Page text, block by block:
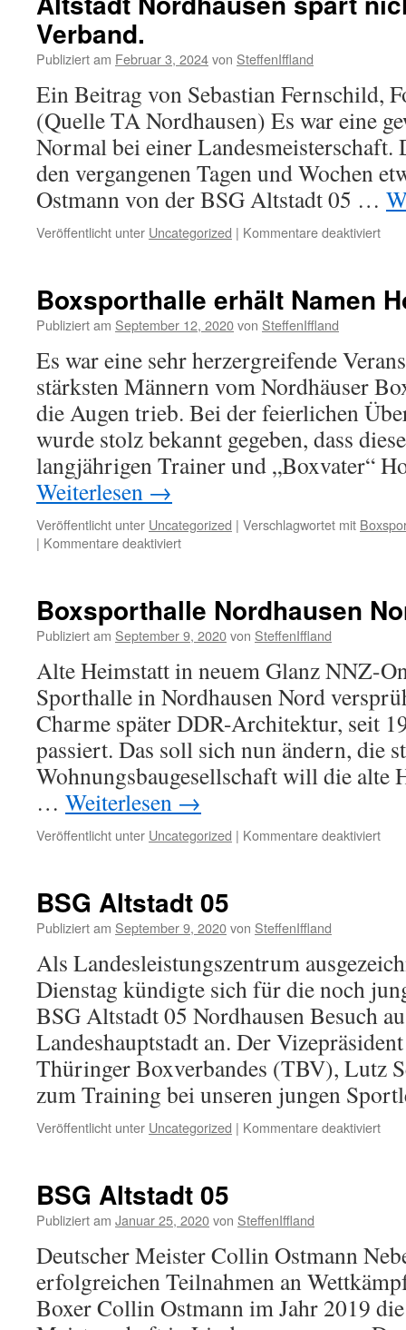
Verband.
Publiziert am Februar 3, 2024von SteffenIffland
Ein Beitrag von Sebastian Fernschild,
(Quelle TA Nordhausen) Es war eine
Normal bei einer Landesmeisterschaft.
den vergangenen Tagen und Wochen
Ostmann von der BSG Altstadt 05 …
Veröffentlicht unter Uncategorized | Kommentare deaktiviertfür
von
nicht
Boxsporthalle erhält Namen
Publiziert am September 12, 2020von SteffenIffland
Es war eine sehr herzergreifende
stärksten Männern vom Nordhäuser
die Augen trieb. Bei der feierlichen
wurde stolz bekannt gegeben, dass
langjährigen Trainer und „Boxvater“
Weiterlesen →
Veröffentlicht unter Uncategorized | Verschlagwortet mit
| Kommentare deaktiviertfür
Horst
Stief
Boxsporthalle Nordhausen
Publiziert am September 9, 2020von SteffenIffland
Alte Heimstatt in neuem Glanz NNZ-
Sporthalle in Nordhausen Nord
Charme später DDR-Architektur, seit
passiert. Das soll sich nun ändern, die
Wohnungsbaugesellschaft will die alte
… Weiterlesen →
Veröffentlicht unter Uncategorized | Kommentare deaktiviertfür
BSG Altstadt 05
Publiziert am September 9, 2020von SteffenIffland
Als Landesleistungszentrum
Dienstag kündigte sich für die noch
BSG Altstadt 05 Nordhausen Besuch
Landeshauptstadt an. Der
Thüringer Boxverbandes (TBV), Lutz
zum Training bei unseren jungen
Veröffentlicht unter Uncategorized | Kommentare deaktiviertfür
BSG Altstadt 05
Publiziert am Januar 25, 2020von SteffenIffland
Deutscher Meister Collin Ostmann
erfolgreichen Teilnahmen an
Boxer Collin Ostmann im Jahr 2019